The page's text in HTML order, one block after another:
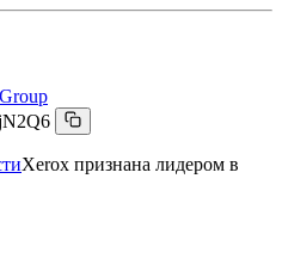
Xerox признана лидером в